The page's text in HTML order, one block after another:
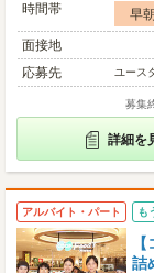
時間帯
早朝
面接地
応募先
ユース
募集
詳細を
アルバイト・パート も
詰